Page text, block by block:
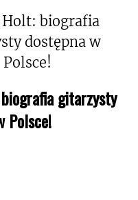
gitarzysty
Polsce!